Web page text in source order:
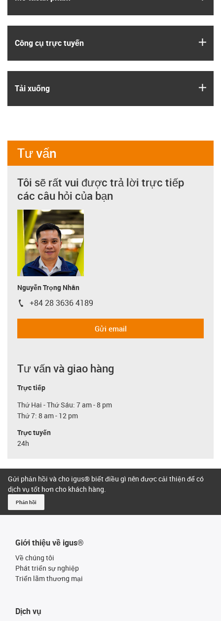
Công cụ trực tuyến
Tải xuống
Tư vấn
Tôi sẽ rất vui được trả lời trực tiếp
các câu hỏi của bạn
Nguyễn Trọng Nhân
igus-icon-phone
+84 28 3636 4189
Gửi email
Tư vấn và giao hàng
Trực tiếp
Thứ Hai - Thứ Sáu: 7 am - 8 pm
Thứ 7: 8 am - 12 pm
Trực tuyến
24h
Gửi phản hồi và cho igus® biết điều gì nên được cải thiện để có
dịch vụ tốt hơn cho khách hàng.
Phản hồi
Giới thiệu về igus®
Về chúng tôi
Phát triển sự nghiệp
Triển lãm thương mại
Dịch vụ